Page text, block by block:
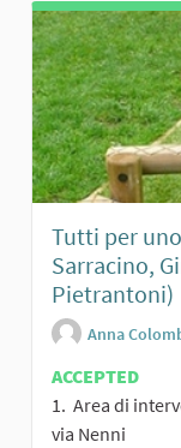
Tutti per
Sarracino,
Pietrantoni)
Anna
ACCEPTED
1. Area di
via Nenni